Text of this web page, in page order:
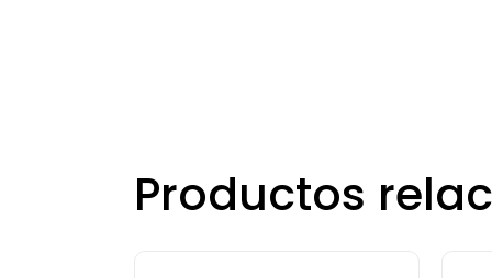
Productos